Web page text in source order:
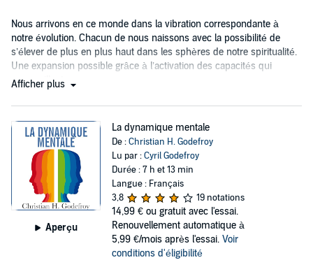
Nous arrivons en ce monde dans la vibration correspondante à
notre évolution. Chacun de nous naissons avec la possibilité de
s’élever de plus en plus haut dans les sphères de notre spiritualité.
Une expansion possible grâce à l’activation des capacités qui
sommeillent en nous...
Afficher plus
Aperçu
La dynamique mentale
De :Christian H. Godefroy
Lu par :Cyril Godefroy
Durée : 7 h et 13 min
Langue : Français
3,8
19 notations
14,99 € ou gratuit avec l'essai.
Renouvellement automatique à
5,99 €/mois après l'essai. Voir
conditions d'éligibilité